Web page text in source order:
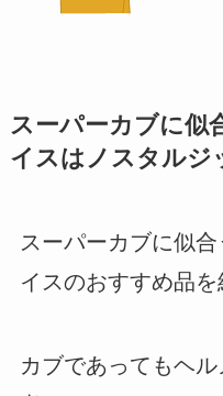
スーパーカブに似
イスはノスタルジ
スーパーカブに似
イスのおすすめ品を
カブであってもヘ